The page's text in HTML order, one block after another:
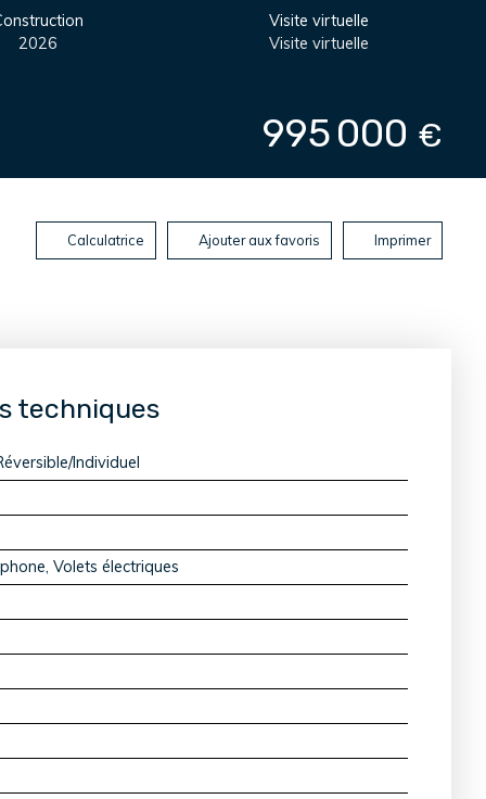
2026
Visite virtuelle
Visite virtuelle
995 000 €
Calculatrice Ajouter aux favoris Imprimer
techniques
Individuel
Volets électriques